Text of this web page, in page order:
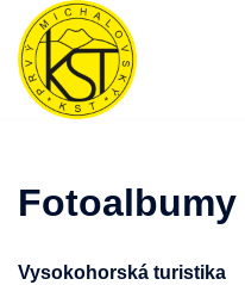
Preskočiť
obsah
Fotoalbumy
Vysokohorská turistika